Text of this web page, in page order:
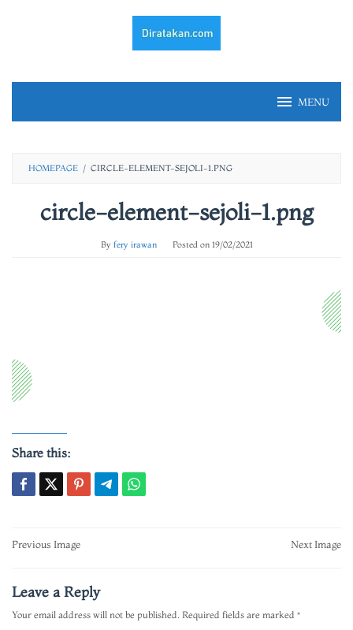
MENU
HOMEPAGE / CIRCLE-ELEMENT-SEJOLI-1.PNG
circle-element-sejoli-1.png
By fery irawan Posted on 19/02/2021
Share this:
Post
Previous Image Next Image
Leave a Reply
Your email address will not be published. Required fields are marked *